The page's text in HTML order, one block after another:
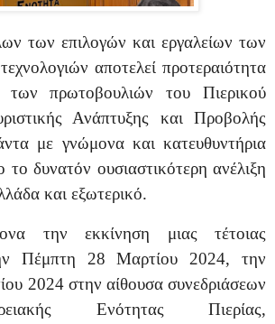
των επιλογών και εργαλείων των
αποτελεί προτεραιότητα
των πρωτοβουλιών του Πιερικού
Ανάπτυξης και Προβολής
με γνώμονα και κατευθυντήρια
δυνατόν ουσιαστικότερη ανέλιξη
και εξωτερικό.
την εκκίνηση μιας τέτοιας
Πέμπτη 28 Μαρτίου 2024, την
2024 στην αίθουσα συνεδριάσεων
Ενότητας Πιερίας,